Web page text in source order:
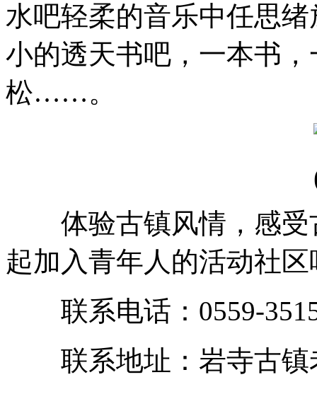
水吧轻柔的音乐中任思
小的透天书吧，一本书
松……。
体验古镇风情，感受
起加入青年人的活动社区
联系电话：0559-
联系地址：岩寺古镇